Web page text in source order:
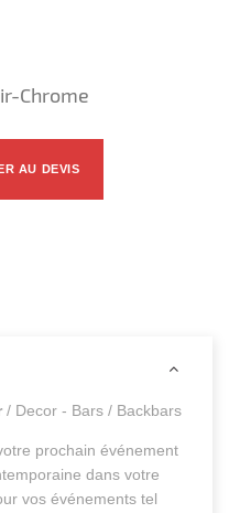
Chrome
AU DEVIS
/ Decor - Bars / Backbars
prochain événement
dans votre
vos événements tel